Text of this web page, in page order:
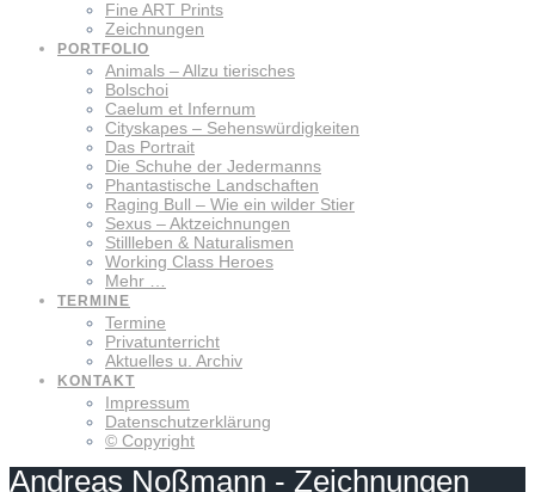
Fine ART Prints
Zeichnungen
PORTFOLIO
Animals – Allzu tierisches
Bolschoi
Caelum et Infernum
Cityskapes – Sehenswürdigkeiten
Das Portrait
Die Schuhe der Jedermanns
Phantastische Landschaften
Raging Bull – Wie ein wilder Stier
Sexus – Aktzeichnungen
Stillleben & Naturalismen
Working Class Heroes
Mehr …
TERMINE
Termine
Privatunterricht
Aktuelles u. Archiv
KONTAKT
Impressum
Datenschutzerklärung
© Copyright
Andreas Noßmann - Zeichnungen